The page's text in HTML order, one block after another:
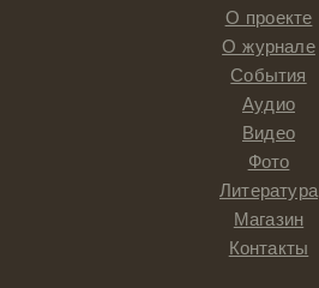
О проекте
О журнале
События
Аудио
Видео
Фото
Литература
Магазин
Контакты